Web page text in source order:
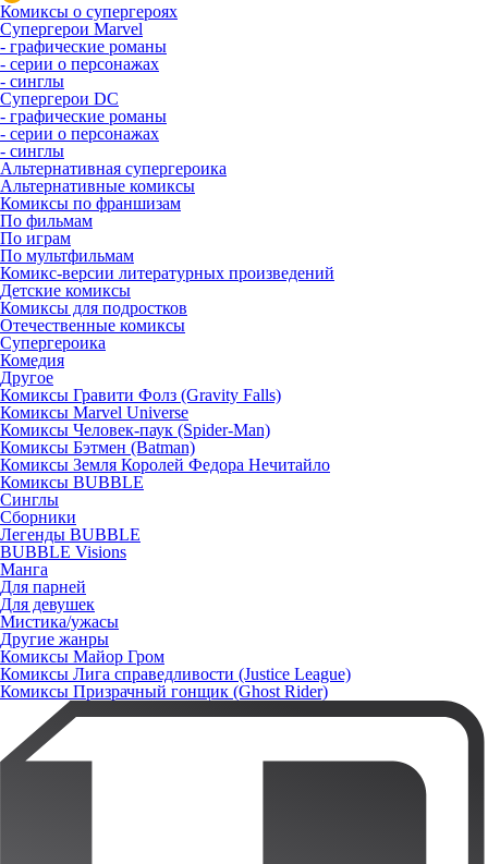
Комиксы о супергероях
Супергерои Marvel
- графические романы
- серии о персонажах
- синглы
Супергерои DC
- графические романы
- серии о персонажах
- синглы
Альтернативная супергероика
Альтернативные комиксы
Комиксы по франшизам
По фильмам
По играм
По мультфильмам
Комикс-версии литературных произведений
Детские комиксы
Комиксы для подростков
Отечественные комиксы
Супергероика
Комедия
Другое
Комиксы Гравити Фолз (Gravity Falls)
Комиксы Marvel Universe
Комиксы Человек-паук (Spider-Man)
Комиксы Бэтмен (Batman)
Комиксы Земля Королей Федора Нечитайло
Комиксы BUBBLE
Синглы
Сборники
Легенды BUBBLE
BUBBLE Visions
Манга
Для парней
Для девушек
Мистика/ужасы
Другие жанры
Комиксы Майор Гром
Комиксы Лига справедливости (Justice League)
Комиксы Призрачный гонщик (Ghost Rider)